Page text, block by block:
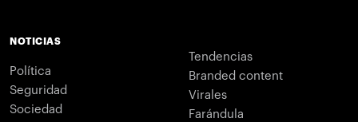
NOTICIAS
Política
Seguridad
Sociedad
Tendencias
Branded content
Virales
Farándula